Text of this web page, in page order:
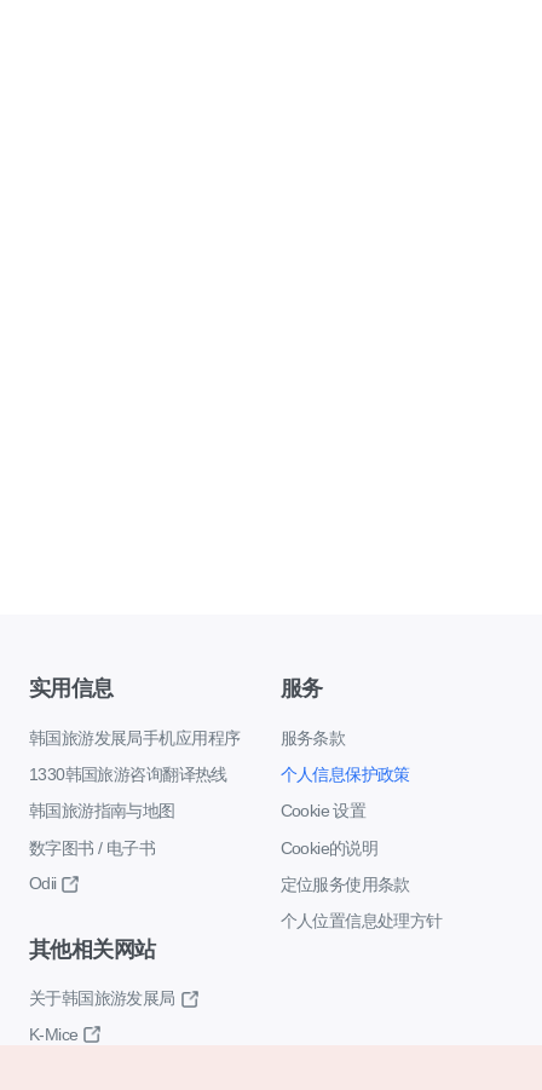
实用信息
韩国旅游发展局手机应用程序
1330韩国旅游咨询翻译热线
韩国旅游指南与地图
数字图书 / 电子书
Odii
服务
服务条款
个人信息保护政策
Cookie 设置
Cookie的说明
定位服务使用条款
个人位置信息处理方针
其他相关网站
关于韩国旅游发展局
K-Mice